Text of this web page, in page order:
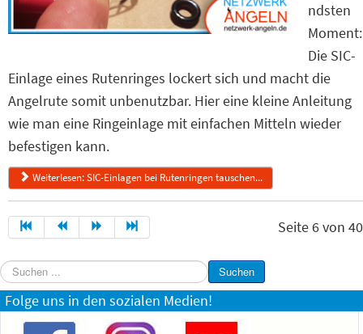
ndsten
Moment:
Die SIC-
Einlage eines Rutenringes lockert sich und macht die
Angelrute somit unbenutzbar. Hier eine kleine Anleitung
wie man eine Ringeinlage mit einfachen Mitteln wieder
befestigen kann.
Weiterlesen: SIC-Einlagen bei Rutenringen tauschen...
Seite 6 von 40
Suchen
...
Suchen
Folge uns in den sozialen Medien!